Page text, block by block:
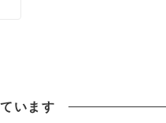
います